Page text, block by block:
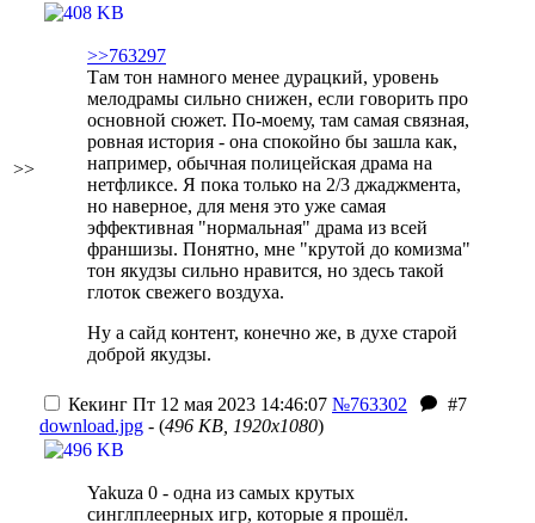
>>
>>763297
Там тон намного менее дурацкий, уровень
мелодрамы сильно снижен, если говорить про
основной сюжет. По-моему, там самая связная,
ровная история - она спокойно бы зашла как,
например, обычная полицейская драма на
нетфликсе. Я пока только на 2/3 джаджмента,
но наверное, для меня это уже самая
эффективная "нормальная" драма из всей
франшизы. Понятно, мне "крутой до комизма"
тон якудзы сильно нравится, но здесь такой
глоток свежего воздуха.
Ну а сайд контент, конечно же, в духе старой
доброй якудзы.
Кекинг Пт 12 мая 2023 14:46:07 №763302
#7
download.jpg - (496 KB, 1920x1080)
Yakuza 0 - одна из самых крутых
синглплеерных игр, которые я прошёл.